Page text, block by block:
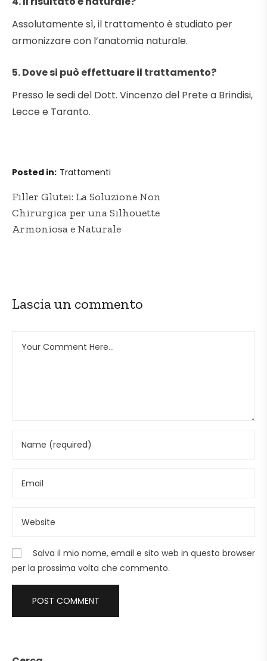
Assolutamente sì, il trattamento è studiato per
armonizzare con l’anatomia naturale.
5. Dove si può effettuare il trattamento?
Presso le sedi del Dott. Vincenzo del Prete a Brindisi,
Lecce e Taranto.
Posted in Trattamenti
Navigazione
articoli
Filler Glutei: La Soluzione Non
Chirurgica per una Silhouette
Armoniosa e Naturale
Lascia un commento
Salva il mio nome, email e sito web in questo browser
per la prossima volta che commento.